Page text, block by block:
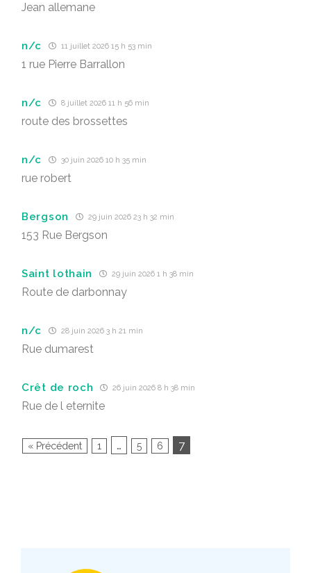
Jean allemane
n/c 11 juillet 2026 15 h 53 min
1 rue Pierre Barrallon
n/c 8 juillet 2026 11 h 56 min
route des brossettes
n/c 30 juin 2026 10 h 35 min
rue robert
Bergson 29 juin 2026 23 h 32 min
153 Rue Bergson
Saint lothain 29 juin 2026 1 h 38 min
Route de darbonnay
n/c 28 juin 2026 3 h 21 min
Rue dumarest
Crêt de roch 26 juin 2026 8 h 38 min
Rue de l eternite
« Précédent 1 … 5 6 7